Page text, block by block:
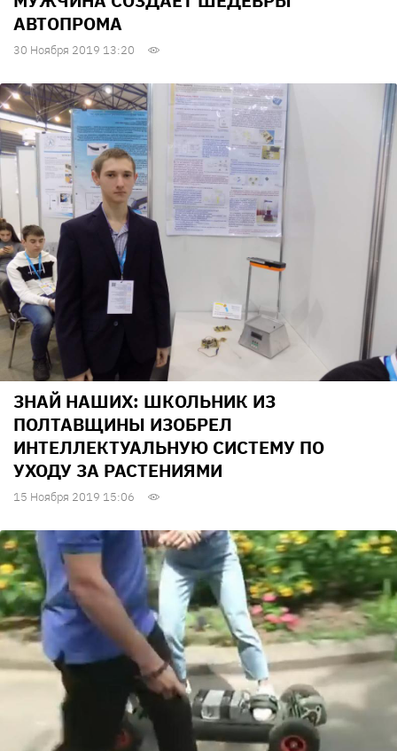
АВТОПРОМА
30 Ноября 2019 13:20
ЗНАЙ НАШИХ: ШКОЛЬНИК ИЗ
ПОЛТАВЩИНЫ ИЗОБРЕЛ
ИНТЕЛЛЕКТУАЛЬНУЮ СИСТЕМУ ПО
УХОДУ ЗА РАСТЕНИЯМИ
15 Ноября 2019 15:06